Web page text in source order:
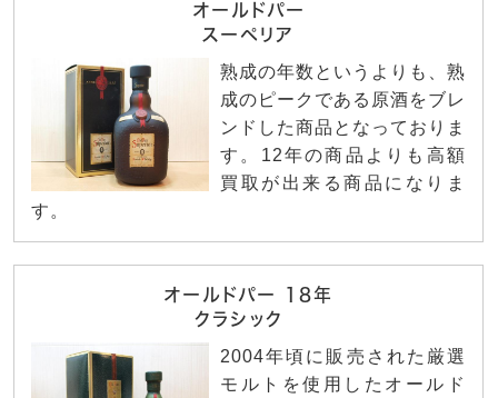
オールドパー
スーペリア
熟成の年数というよりも、熟
成のピークである原酒をブレ
ンドした商品となっておりま
す。12年の商品よりも高額
買取が出来る商品になりま
す。
オールドパー 18年
クラシック
2004年頃に販売された厳選
モルトを使用したオールド